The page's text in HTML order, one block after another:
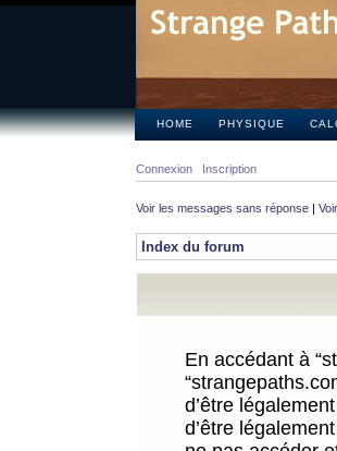
HOME PHYSIQUE
Connexion Inscription
Voir les messages sans réponse |
Index du forum
En accédant à
d’être
d’être